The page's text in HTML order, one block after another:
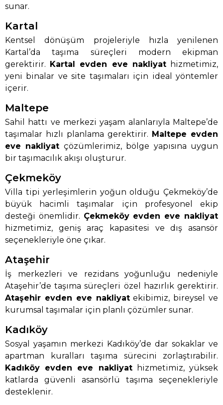
sunar.
Kartal
Kentsel dönüşüm projeleriyle hızla yenilenen
Kartal’da taşıma süreçleri modern ekipman
gerektirir.
Kartal evden eve nakliyathizmetimiz,
yeni binalar ve site taşımaları için ideal yöntemler
içerir.
Maltepe
Sahil hattı ve merkezi yaşam alanlarıyla Maltepe’de
taşımalar hızlı planlama gerektirir. Maltepe evden
eve nakliyat çözümlerimiz, bölge yapısına uygun
bir taşımacılık akışı oluşturur.
Çekmeköy
Villa tipi yerleşimlerin yoğun olduğu Çekmeköy’de
büyük hacimli taşımalar için profesyonel ekip
desteği önemlidir. Çekmeköy evden eve nakliyat
hizmetimiz, geniş araç kapasitesi ve dış asansör
seçenekleriyle öne çıkar.
Ataşehir
İş merkezleri ve rezidans yoğunluğu nedeniyle
Ataşehir’de taşıma süreçleri özel hazırlık gerektirir.
Ataşehir evden eve nakliyatekibimiz, bireysel ve
kurumsal taşımalar için planlı çözümler sunar.
Kadıköy
Sosyal yaşamın merkezi Kadıköy’de dar sokaklar ve
apartman kuralları taşıma sürecini zorlaştırabilir.
Kadıköy evden eve nakliyathizmetimiz, yüksek
katlarda güvenli asansörlü taşıma seçenekleriyle
desteklenir.